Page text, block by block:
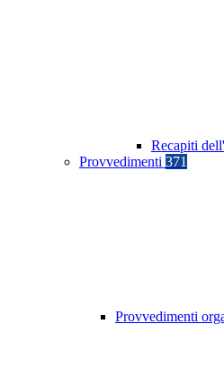
Recapiti
Provvedimenti 371
Provvedimenti